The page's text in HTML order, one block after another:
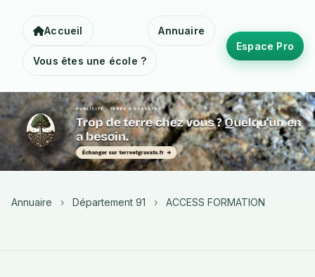
Accueil Annuaire
Vous êtes une école ?
Espace Pro
Annuaire › Département 91 › ACCESS FORMATION